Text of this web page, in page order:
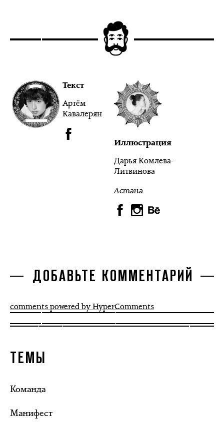
Текст
Артём
Кавалерян
Иллюстрация
Дарья Комлева-
Литвинова
Астана
ДОБАВЬТЕ КОММЕНТАРИЙ
comments powered by HyperComments
ТЕМЫ
Команда
Манифест